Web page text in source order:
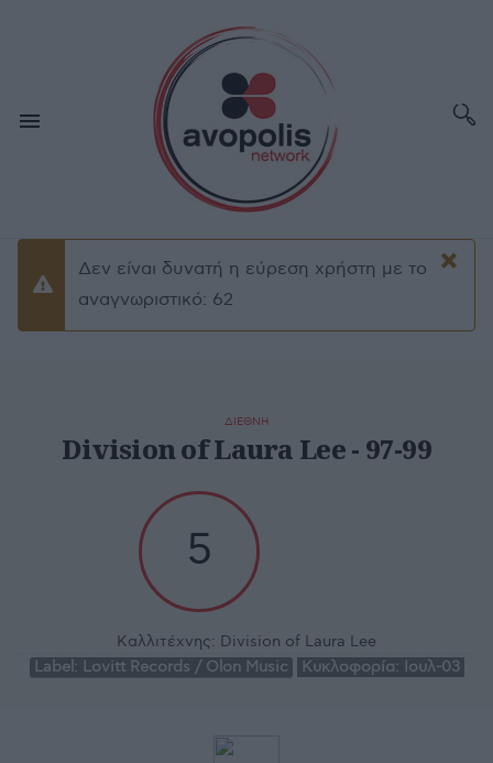
×
Προειδοποίσηση
Δεν είναι δυνατή η εύρεση χρήστη με το
αναγνωριστικό: 62
ΔΙΕΘΝΗ
Division of Laura Lee - 97-99
5
Καλλιτέχνης: Division of Laura Lee
Label: Lovitt Records / Olon Music Κυκλοφορία: Ιουλ-03